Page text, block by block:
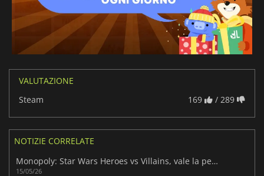
VALUTAZIONE
Steam
169 / 289
NOTIZIE CORRELATE
Monopoly: Star Wars Heroes vs Villains, vale la pena prestare attenzione?
15/05/26